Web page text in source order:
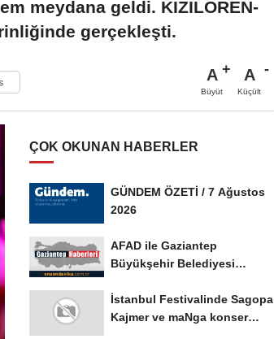
meydana geldi. KIZILOREN-
gerçekleşti.
A
Büyüt
A
Küçült
ÇOK OKUNAN HABERLER
GÜNDEM ÖZETİ / 7 Ağustos
2026
AFAD ile Gaziantep
Büyükşehir Belediyesi
İstanbul Festivalinde Sagopa
Kajmer ve maNga konser